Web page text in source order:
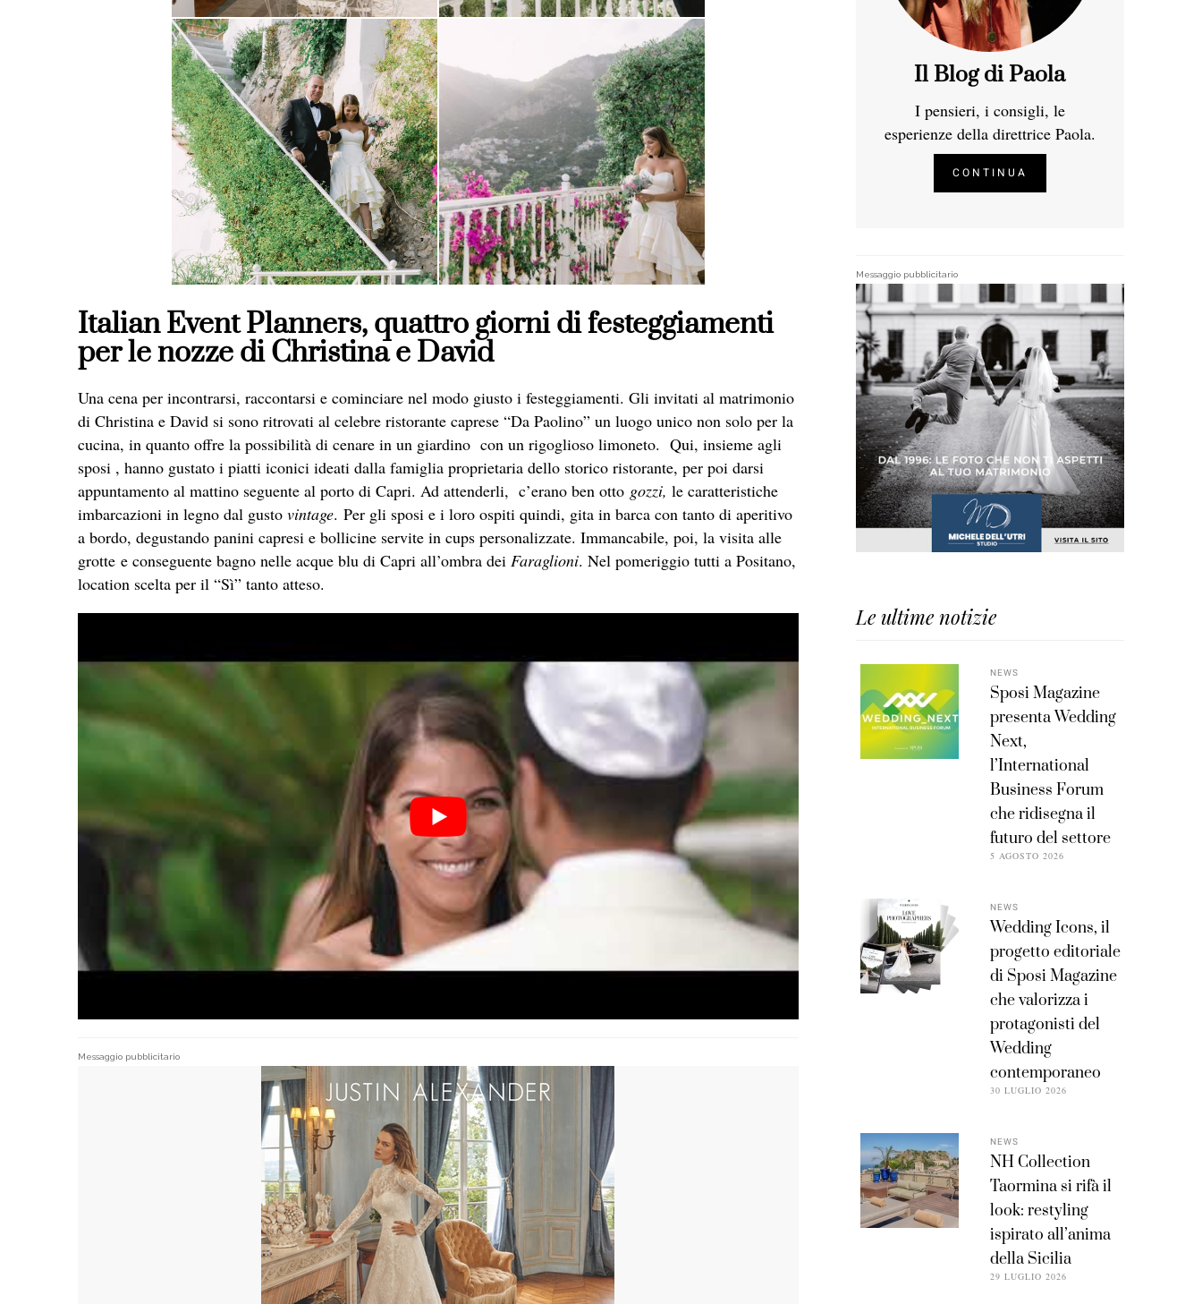
Italian Event Planners, quattro giorni di festeggiamenti
per le nozze di Christina e David
Una cena per incontrarsi, raccontarsi e cominciare nel modo giusto i festeggiamenti. Gli invitati al matrimonio
di Christina e David si sono ritrovati al celebre ristorante caprese “Da Paolino” un luogo unico non solo per la
cucina, in quanto offre la possibilità di cenare in un giardino con un rigoglioso limoneto. Qui, insieme agli
sposi , hanno gustato i piatti iconici ideati dalla famiglia proprietaria dello storico ristorante, per poi darsi
appuntamento al mattino seguente al porto di Capri. Ad attenderli, c’erano ben otto gozzi, le caratteristiche
imbarcazioni in legno dal gusto vintage. Per gli sposi e i loro ospiti quindi, gita in barca con tanto di aperitivo
a bordo, degustando panini capresi e bollicine servite in cups personalizzate. Immancabile, poi, la visita alle
grotte e conseguente bagno nelle acque blu di Capri all’ombra dei Faraglioni. Nel pomeriggio tutti a Positano,
location scelta per il “Sì” tanto atteso.
Messaggio pubblicitario
Il Blog di Paola
I pensieri, i consigli, le
esperienze della direttrice Paola.
CONTINUA
Messaggio pubblicitario
Le ultime notizie
NEWS
Sposi Magazine
presenta Wedding
Next,
l’International
Business Forum
che ridisegna il
futuro del settore
5 AGOSTO 2026
NEWS
Wedding Icons, il
progetto editoriale
di Sposi Magazine
che valorizza i
protagonisti del
Wedding
contemporaneo
30 LUGLIO 2026
NEWS
NH Collection
Taormina si rifà il
look: restyling
ispirato all’anima
della Sicilia
29 LUGLIO 2026